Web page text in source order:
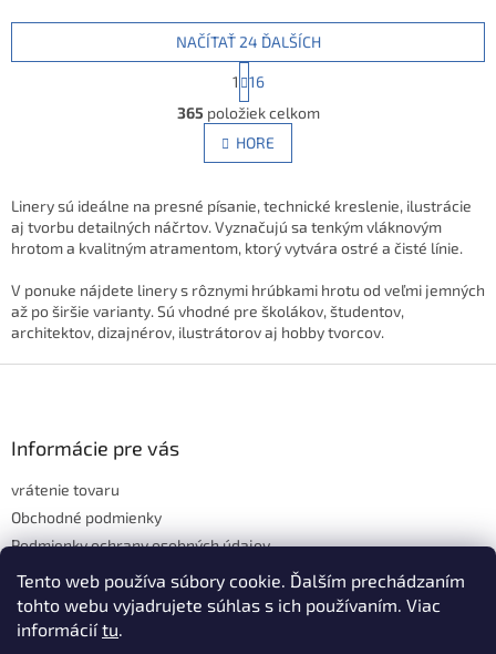
Tento web používa súbory cookie. Ďalším prechádzaním
tohto webu vyjadrujete súhlas s ich používaním. Viac
informáciítu.
O
v
l
á
a
c
i
p
r
v
NAČÍTAŤ 24 ĎALŠÍCH
S
t
r
á
n
k
v
a
n
i
1
16
365 položiek celkom
HORE
Linery sú ideálne na presné písanie, technické kreslenie, ilustrácie
aj tvorbu detailných náčrtov. Vyznačujú sa tenkým vláknovým
hrotom a kvalitným atramentom, ktorý vytvára ostré a čisté línie.
V ponuke nájdete linery s rôznymi hrúbkami hrotu od veľmi jemných
až po širšie varianty. Sú vhodné pre školákov, študentov,
architektov, dizajnérov, ilustrátorov aj hobby tvorcov.
Informácie pre vás
vrátenie tovaru
Obchodné podmienky
Podmienky ochrany osobných údajov
Hodnotenie obchodu